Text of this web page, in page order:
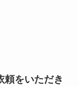
頼をいただき